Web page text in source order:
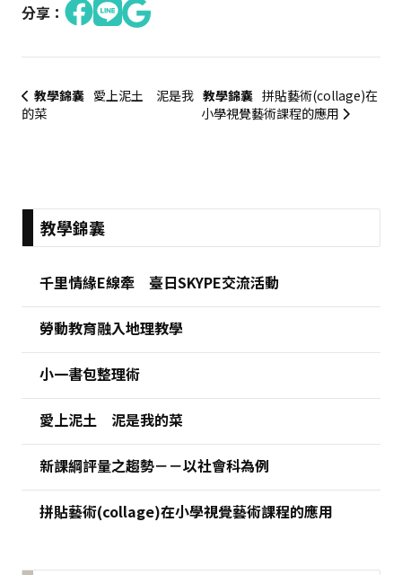
分享：
教學錦囊 愛上泥土 泥是我
的菜
教學錦囊 拼貼藝術(collage)在
小學視覺藝術課程的應用
:::教學錦囊
千里情緣E線牽 臺日SKYPE交流活動
勞動教育融入地理教學
小一書包整理術
愛上泥土 泥是我的菜
新課綱評量之趨勢－－以社會科為例
拼貼藝術(collage)在小學視覺藝術課程的應用